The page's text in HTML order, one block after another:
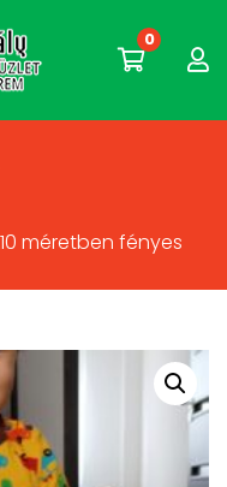
0
méretben fényes